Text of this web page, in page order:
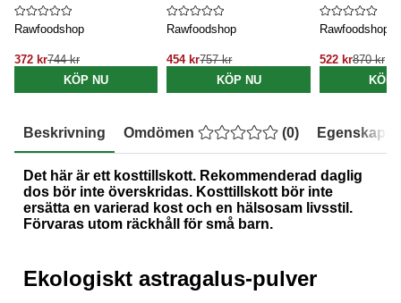
Rawfoodshop
372 kr744 kr
KÖP NU
Rawfoodshop
454 kr757 kr
KÖP NU
Rawfoodshop
522 kr870 kr
KÖP
Beskrivning Omdömen (0) Egenskaper
Det här är ett kosttillskott. Rekommenderad daglig
dos bör inte överskridas. Kosttillskott bör inte
ersätta en varierad kost och en hälsosam livsstil.
Förvaras utom räckhåll för små barn.
Ekologiskt astragalus-pulver